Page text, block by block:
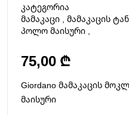
კატეგორია
მამაკაცი
მამაკაცის
პოლო მაისური
75,00 ₾
Giordano მამაკაცის
მაისური